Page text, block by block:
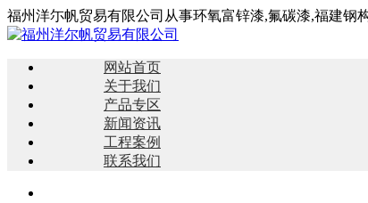
福州洋尓帆贸易有限公司从事环氧富锌漆,氟碳漆,福建钢
网站首页
关于我们
产品专区
新闻资讯
工程案例
联系我们